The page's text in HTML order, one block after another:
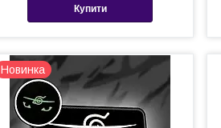
Купити
Новинка